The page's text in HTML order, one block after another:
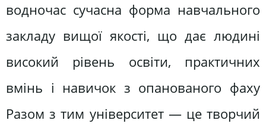
водночас сучасна форма навчального
закладу вищої якості, що дає людині
високий рівень освіти, практичних
вмінь і навичок з опанованого фаху
Разом з тим університет — це творчий